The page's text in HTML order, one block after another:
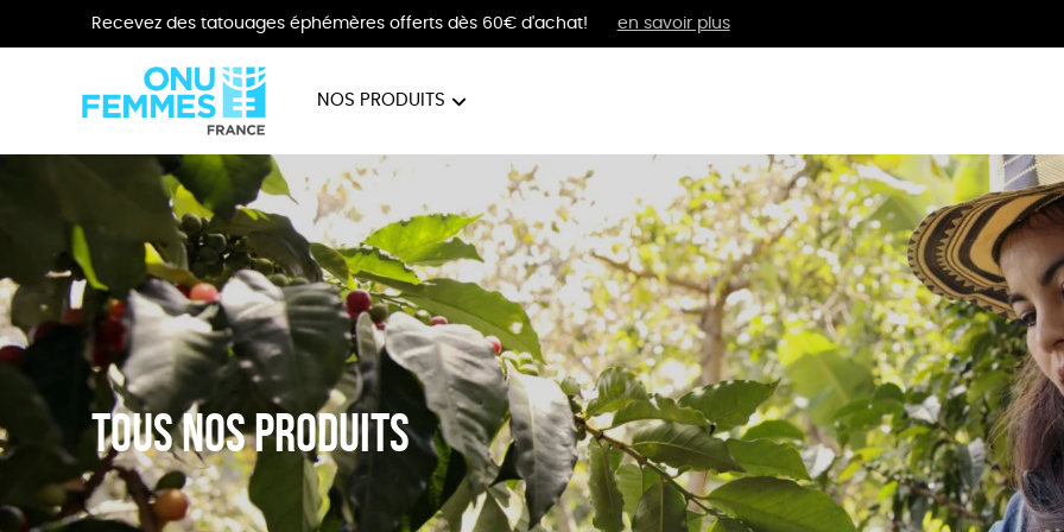
Recevez des tatouages éphémères offerts dès 60€ d'achat! en savoir plus
NOS PRODUITS
BIJOUX VÊTEMENTS BIEN-ÊTRE
Tous nos produits